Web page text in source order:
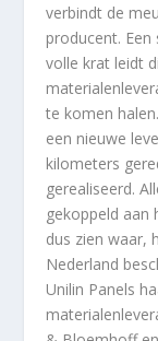
verbindt de
producent.
volle krat leidt
te komen
een nieuwe
kilometers
gerealiseerd.
gekoppeld aan
dus zien waar,
Nederland
Unilin Panels